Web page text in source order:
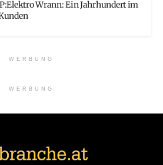
Wrann: Ein Jahrhundert im
WERBUNG
WERBUNG